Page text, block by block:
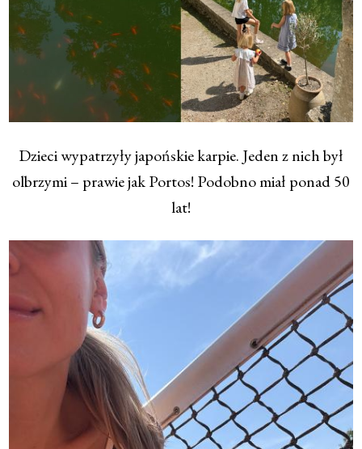
Dzieci wypatrzyły japońskie karpie. Jeden z nich był
olbrzymi – prawie jak Portos! Podobno miał ponad 50
lat!